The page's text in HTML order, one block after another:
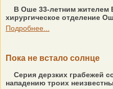
В Оше 33-летним жителем
хирургическое отделение
Подробнее...
Пока не встало солнце
Серия дерзких грабежей
нападению троих